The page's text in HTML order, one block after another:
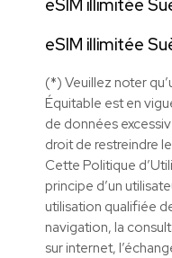
eSIM illimitée
eSIM illimitée
(*) Veuillez noter
Équitable est en
de données
droit de restreindre
Cette Politique
principe d’un
utilisation qualifiée
navigation, la
sur internet,